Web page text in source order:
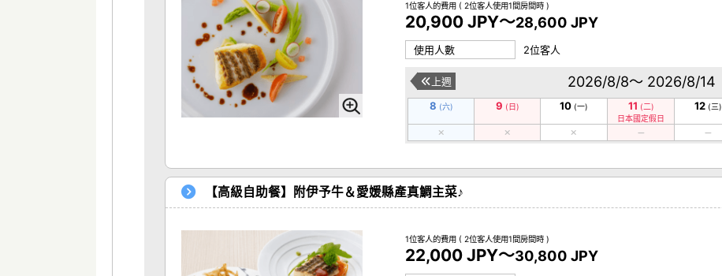
1位客人的費用 ( 2位客人使用1間房間時 )
20,900 JPY～28,600 JPY
使用人數 2位客人
2026/8/8～ 2026/8/14
上週
8 (六) 9 (日) 10 (一) 11 (二)
日本國定假日
12 (三)
【高級自助餐】附伊予牛＆愛媛縣產真鯛主菜♪
1位客人的費用 ( 2位客人使用1間房間時 )
22,000 JPY～30,800 JPY